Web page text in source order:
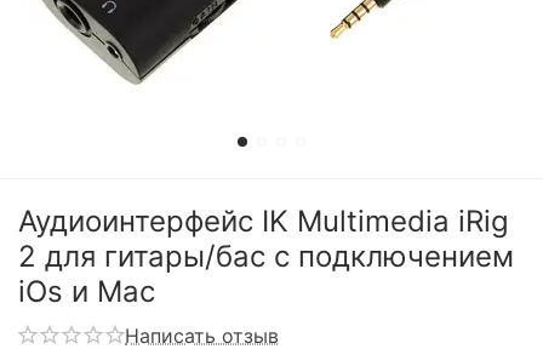
Аудиоинтерфейс IK Multimedia iRig
2 для гитары/бас с подключением
iOs и Mac
Написать отзыв